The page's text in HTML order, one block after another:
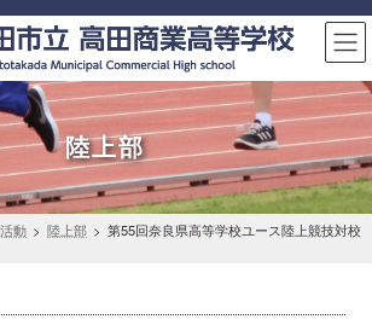
陸上部
動 > 陸上部 > 第55回奈良県高等学校ユース陸上競技対校